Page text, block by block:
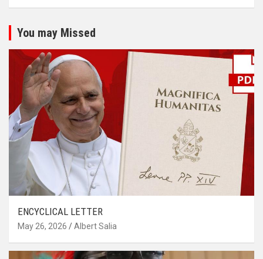
You may Missed
ENCYCLICAL LETTER
May 26, 2026 Albert Salia